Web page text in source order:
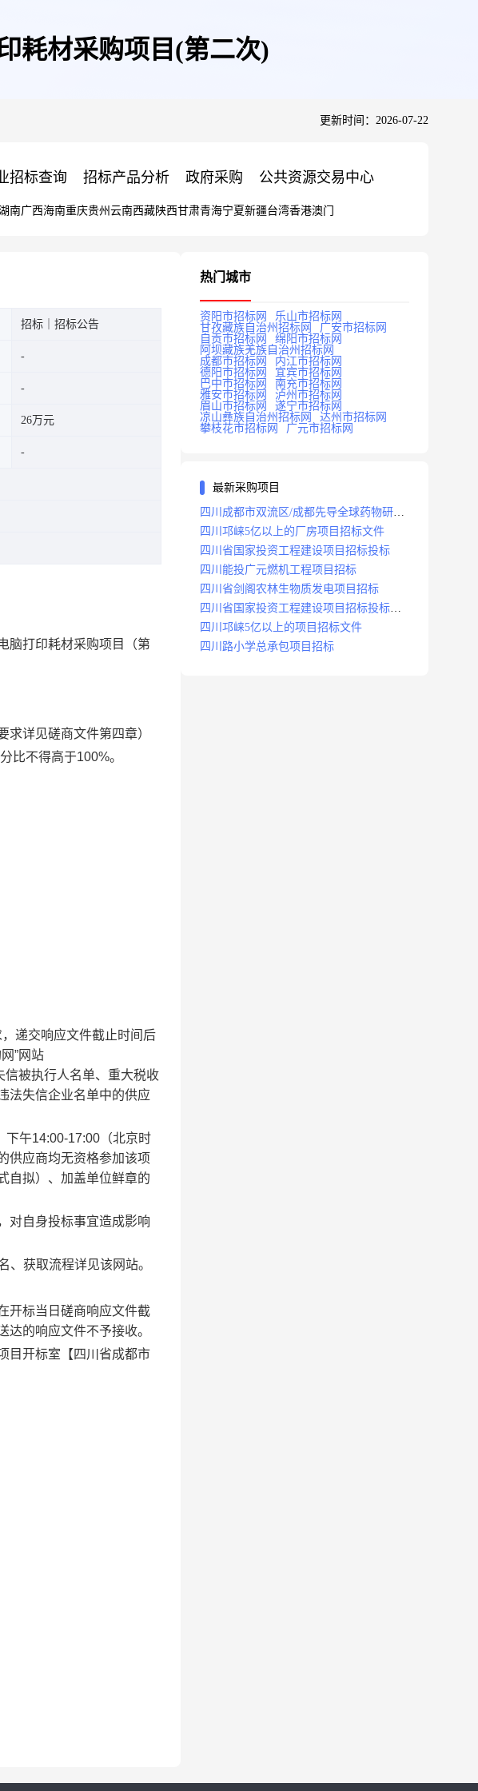
耗材采购项目(第二次)
更新时间：2026-07-22
招标查询 招标产品分析 政府采购 公共资源交易中心
南广西海南重庆贵州 云南西藏陕西甘肃青海宁夏新疆台湾香港澳门
招标｜招标公告
26万元
脑打印耗材采购项目（第
详见磋商文件第四章）
比不得高于100%。
递交响应文件截止时间后
”网站
信被执行人名单、重大税收
法失信企业名单中的供应
下午14:00-17:00（北京时
供应商均无资格参加该项
自拟）、加盖单位鲜章的
对自身投标事宜造成影响
、获取流程详见该网站。
开标当日磋商响应文件截
的响应文件不予接收。
目开标室【四川省成都市
热门城市
资阳市招标网
乐山市招标网
甘孜藏族自治州招标网
广安市招标网
自贡市招标网
绵阳市招标网
阿坝藏族羌族自治州招标网
成都市招标网
内江市招标网
德阳市招标网
宜宾市招标网
巴中市招标网
南充市招标网
雅安市招标网
泸州市招标网
眉山市招标网
遂宁市招标网
凉山彝族自治州招标网
达州市招标网
攀枝花市招标网
广元市招标网
最新采购项目
四川成都市双流区/成都先导全球药物研发
生产基地(一期)(dj)项目招标标段
四川邛崃5亿以上的厂房项目招标文件
四川省国家投资工程建设项目招标投标
四川能投广元燃机工程项目招标
四川省剑阁农林生物质发电项目招标
四川省国家投资工程建设项目招标投标
2008年版
四川邛崃5亿以上的项目招标文件
四川路小学总承包项目招标